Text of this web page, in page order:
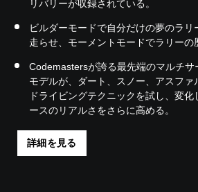
リバリーが収録されている。
ビルダーモードで自分だけの夢のラリ
走らせ、モーメントモードでラリーの
Codemastersが誇る最先端のマルチ
モデルが、ダート、スノー、アスフ
ドライビングテクニックを試し、変
ースのリアルさをさらに高める。
詳細を見る